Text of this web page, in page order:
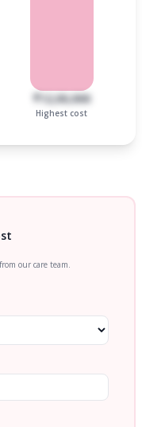
₹12,00,000
Highest cost
our care team.